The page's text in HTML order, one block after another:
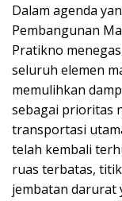
Dalam agenda
Pembangunan
Pratikno
seluruh elemen
memulihkan
sebagai prioritas
transportasi
telah kembali
ruas terbatas,
jembatan darurat